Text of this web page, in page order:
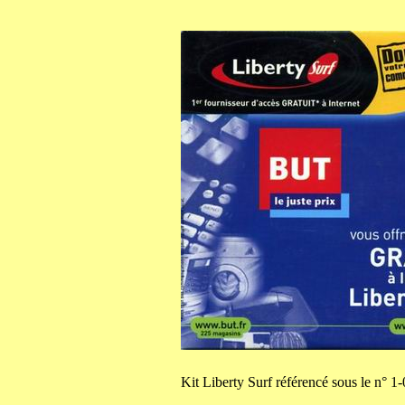
Kit Liberty Surf référencé sous le n°